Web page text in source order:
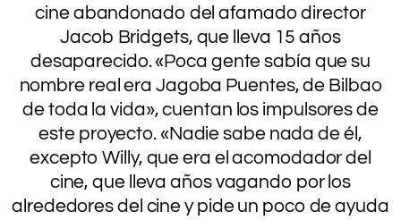
cine abandonado del afamado director
Jacob Bridgets, que lleva 15 años
desaparecido. «Poca gente sabía que su
nombre real era Jagoba Puentes, de Bilbao
de toda la vida», cuentan los impulsores de
este proyecto. «Nadie sabe nada de él,
excepto Willy, que era el acomodador del
cine, que lleva años vagando por los
alrededores del cine y pide un poco de ayuda